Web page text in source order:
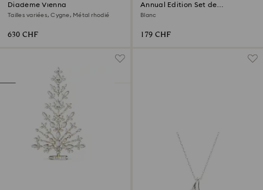
Diadème Vienna
Tailles variées, Cygne, Métal rhodié
630 CHF
Annual Edition Set de
Décorations 2026
Blanc
179 CHF